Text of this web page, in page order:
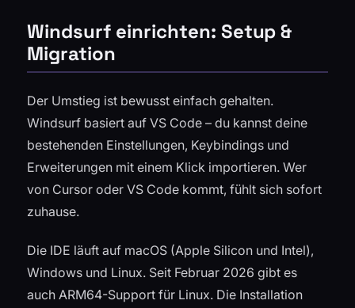
Windsurf einrichten: Setup &
Migration
Der Umstieg ist bewusst einfach gehalten.
Windsurf basiert auf VS Code – du kannst deine
bestehenden Einstellungen, Keybindings und
Erweiterungen mit einem Klick importieren. Wer
von Cursor oder VS Code kommt, fühlt sich sofort
zuhause.
Die IDE läuft auf macOS (Apple Silicon und Intel),
Windows und Linux. Seit Februar 2026 gibt es
auch ARM64-Support für Linux. Die Installation